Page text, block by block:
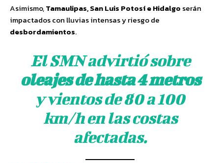
Asimismo,Tamaulipas, San Luis Potosí e Hidalgo serán
impactados con lluvias intensas y riesgo de
desbordamientos.
El SMN advirtió sobre
oleajes de hasta 4 metros
y vientos de 80 a 100
km/h en las costas
afectadas.